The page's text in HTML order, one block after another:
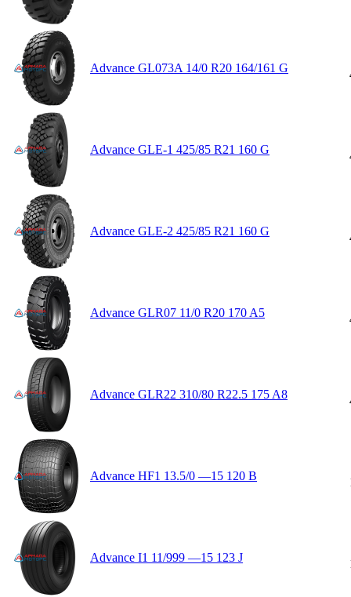
Advance GL073A 14/0 R20 164/161 G
Advance GLE-1 425/85 R21 160 G
Advance GLE-2 425/85 R21 160 G
Advance GLR07 11/0 R20 170 A5
Advance GLR22 310/80 R22.5 175 A8
Advance HF1 13.5/0 —15 120 B
Advance I1 11/999 —15 123 J